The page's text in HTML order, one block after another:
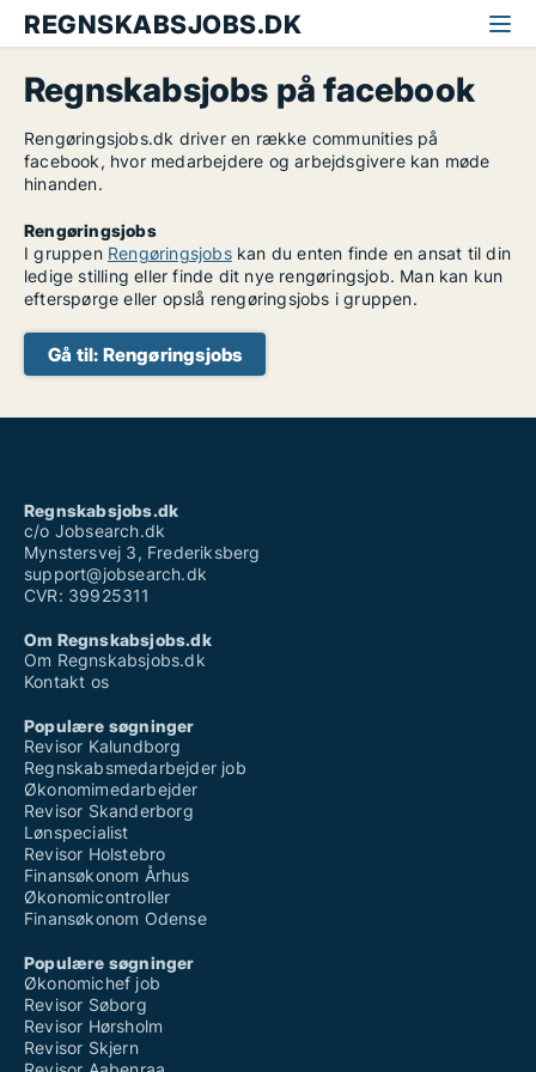
REGNSKABSJOBS.DK
Regnskabsjobs på facebook
Rengøringsjobs.dk driver en række communities på
facebook, hvor medarbejdere og arbejdsgivere kan møde
hinanden.
Rengøringsjobs
I gruppen Rengøringsjobskan du enten finde en ansat til din
ledige stilling eller finde dit nye rengøringsjob. Man kan kun
efterspørge eller opslå rengøringsjobs i gruppen.
Gå til: Rengøringsjobs
Regnskabsjobs.dk
c/o Jobsearch.dk
Mynstersvej 3, Frederiksberg
support@jobsearch.dk
CVR: 39925311
Om Regnskabsjobs.dk
Om Regnskabsjobs.dk
Kontakt os
Populære søgninger
Revisor Kalundborg
Regnskabsmedarbejder job
Økonomimedarbejder
Revisor Skanderborg
Lønspecialist
Revisor Holstebro
Finansøkonom Århus
Økonomicontroller
Finansøkonom Odense
Populære søgninger
Økonomichef job
Revisor Søborg
Revisor Hørsholm
Revisor Skjern